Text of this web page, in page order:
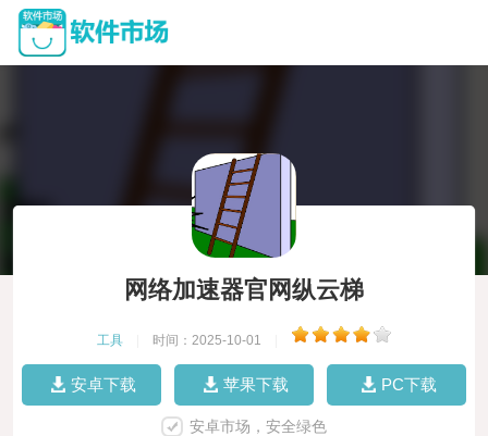
网络加速器官网纵云梯
工具 时间：2025-10-01
安卓下载 苹果下载 PC下载
安卓市场，安全绿色